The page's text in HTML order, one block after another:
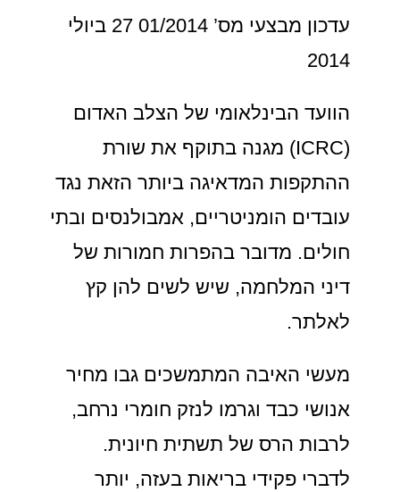
עדכון מבצעי מס’ 01/2014 27 ביולי
2014
הוועד הבינלאומי של הצלב האדום
(ICRC) מגנה בתוקף את שורת
ההתקפות המדאיגה ביותר הזאת נגד
עובדים הומניטריים, אמבולנסים ובתי
חולים. מדובר בהפרות חמורות של
דיני המלחמה, שיש לשים להן קץ
לאלתר.
מעשי האיבה המתמשכים גבו מחיר
אנושי כבד וגרמו לנזק חומרי נרחב,
לרבות הרס של תשתית חיונית.
לדברי פקידי בריאות בעזה, יותר